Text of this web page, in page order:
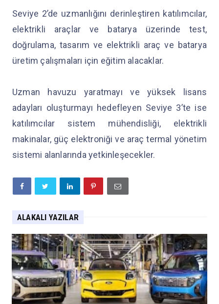
Seviye 2’de uzmanlığını derinleştiren katılımcılar,
elektrikli araçlar ve batarya üzerinde test,
doğrulama, tasarım ve elektrikli araç ve batarya
üretim çalışmaları için eğitim alacaklar.
Uzman havuzu yaratmayı ve yüksek lisans
adayları oluşturmayı hedefleyen Seviye 3’te ise
katılımcılar sistem mühendisliği, elektrikli
makinalar, güç elektroniği ve araç termal yönetim
sistemi alanlarında yetkinleşecekler.
ALAKALI YAZILAR